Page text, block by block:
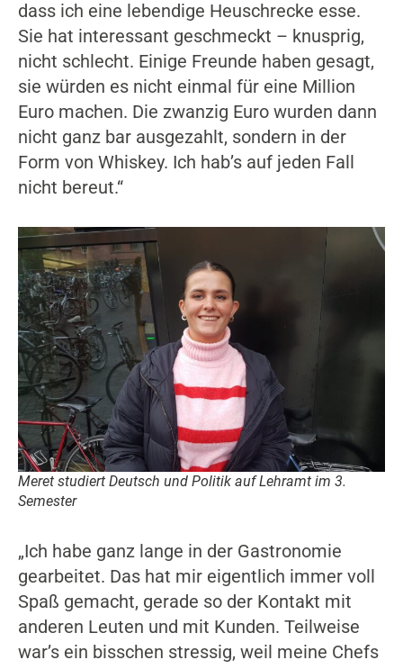
dass ich eine lebendige Heuschrecke esse.
Sie hat interessant geschmeckt – knusprig,
nicht schlecht. Einige Freunde haben gesagt,
sie würden es nicht einmal für eine Million
Euro machen. Die zwanzig Euro wurden dann
nicht ganz bar ausgezahlt, sondern in der
Form von Whiskey. Ich hab’s auf jeden Fall
nicht bereut.“
Meret studiert Deutsch und Politik auf Lehramt im 3.
Semester
„Ich habe ganz lange in der Gastronomie
gearbeitet. Das hat mir eigentlich immer voll
Spaß gemacht, gerade so der Kontakt mit
anderen Leuten und mit Kunden. Teilweise
war’s ein bisschen stressig, weil meine Chefs